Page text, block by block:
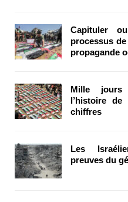
Capituler
processus
propagande
Mille
l’histoire de
chiffres
Les
preuves du